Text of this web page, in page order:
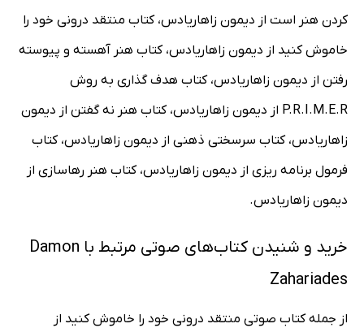
کردن هنر است از دیمون زاهاریادس، کتاب منتقد درونی خود را
خاموش کنید از دیمون زاهاریادس، کتاب هنر آهسته و پیوسته
رفتن از دیمون زاهاریادس، کتاب هدف گذاری به روش
P.R.I.M.E.R از دیمون زاهاریادس، کتاب هنر نه گفتن از دیمون
زاهاریادس، کتاب سرسختی ذهنی از دیمون زاهاریادس، کتاب
فرمول برنامه ریزی از دیمون زاهاریادس، کتاب هنر رهاسازی از
دیمون زاهاریادس.
خرید و شنیدن کتاب‌های صوتی مرتبط با Damon
Zahariades
از جمله کتاب صوتی منتقد درونی خود را خاموش کنید از